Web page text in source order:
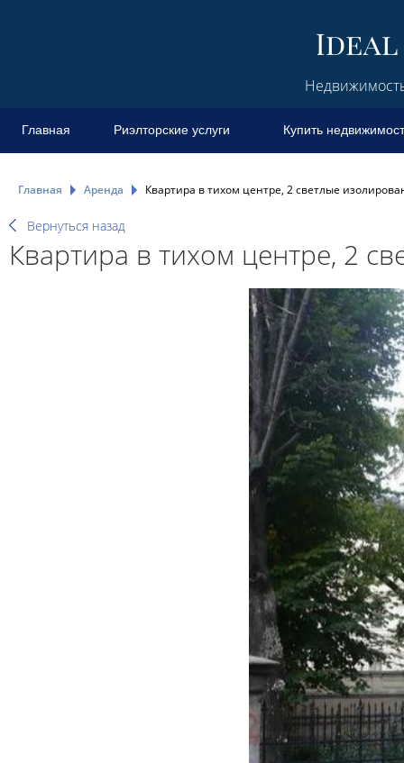
Главная Риэлторские услуги Купить
Главная Аренда Квартира в тихом центре, 2 светлые
Вернуться назад
Квартира в тихом центре, 2